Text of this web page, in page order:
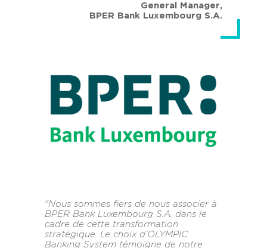
General Manager,
BPER Bank Luxembourg S.A.
"Nous sommes fiers de nous associer à
BPER Bank Luxembourg S.A. dans le
cadre de cette transformation
stratégique. Le choix d’OLYMPIC
Banking System témoigne de notre